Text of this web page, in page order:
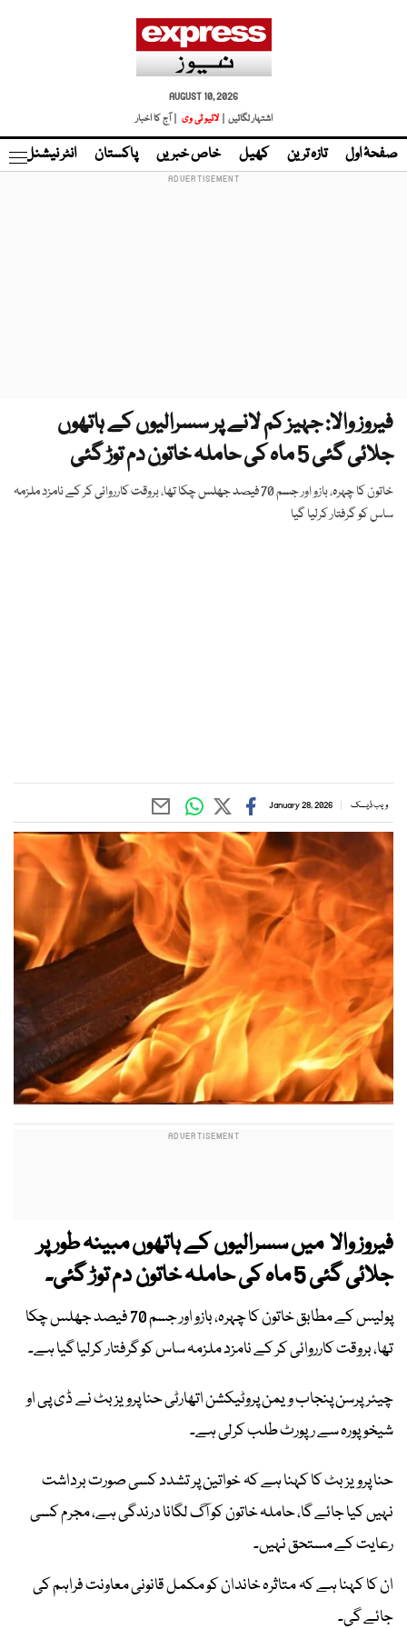
AUGUST 10, 2026
اشتہار لگائیں |
لائیو ٹی وی | آج کا اخبار
صفحۂ اول تازہ ترین کھیل خاص خبریں پاکستان انٹر نیشنل
فیروز والا: جہیز کم لانے پر سسرالیوں کے ہاتھوں
جلائی گئی 5 ماہ کی حاملہ خاتون دم توڑ گئی
خاتون کا چہرہ، بازو اور جسم 70 فیصد جھلس چکا تھا، بروقت کارروائی کر کے نامزد ملزمہ
ساس کو گرفتار کرلیا گیا
ویب ڈیسک January 28, 2026
فیروز والا میں سسرالیوں کے ہاتھوں مبینہ طور پر
جلائی گئی 5 ماہ کی حاملہ خاتون دم توڑ گئی۔
پولیس کے مطابق خاتون کا چہرہ، بازو اور جسم 70 فیصد جھلس چکا
تھا، بروقت کارروائی کر کے نامزد ملزمہ ساس کو گرفتار کرلیا گیا ہے۔
چیئرپرسن پنجاب ویمن پروٹیکشن اتھارٹی حنا پرویز بٹ نے ڈی پی او
شیخوپورہ سے رپورٹ طلب کرلی ہے۔
حنا پرویز بٹ کا کہنا ہے کہ خواتین پر تشدد کسی صورت برداشت
نہیں کیا جائے گا، حاملہ خاتون کو آگ لگانا درندگی ہے، مجرم کسی
رعایت کے مستحق نہیں۔
ان کا کہنا ہے کہ متاثرہ خاندان کو مکمل قانونی معاونت فراہم کی
جائے گی۔